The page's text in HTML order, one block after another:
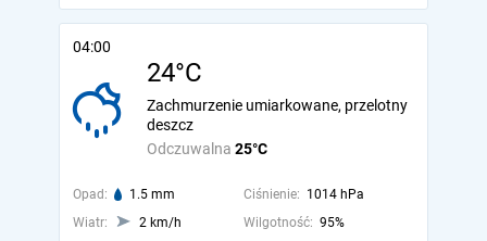
04:00
24°C
Odczuwalna 25°C
Zachmurzenie umiarkowane, przelotny
deszcz
Opad: 1.5 mm Ciśnienie: 1014 hPa
Wiatr:
2 km/h Wilgotność: 95%